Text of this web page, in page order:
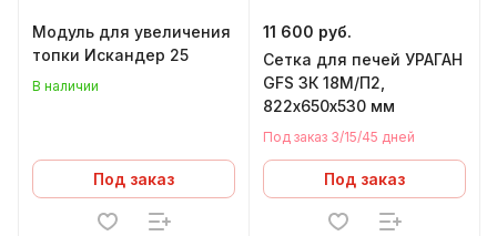
Модуль для увеличения
топки Искандер 25
В наличии
Под заказ
11 600 руб.
Сетка для печей УРАГАН
GFS ЗК 18М/П2,
822х650х530 мм
Под заказ 3/15/45 дней
Под заказ